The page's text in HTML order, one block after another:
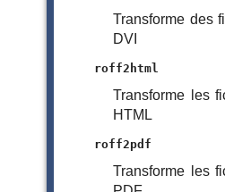
Transforme des
DVI
roff2html
Transforme les
HTML
roff2pdf
Transforme les